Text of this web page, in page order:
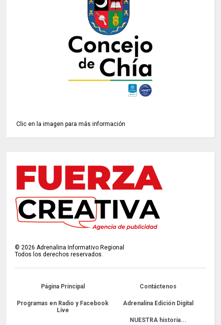
Clic en la imagen para más información
©2026 Adrenalina Informativo Regional
Todos los derechos reservados.
Página Principal Contáctenos
Programas en Radio y Facebook
Live
Adrenalina Edición Digital
NUESTRA historia...